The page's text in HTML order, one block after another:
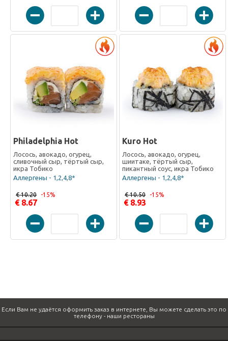
Philadelphia Hot
Лосось, авокадо, огурец,
сливочный сыр, тёртый сыр,
икра Тобико
Аллергены - 1,2,4,8*
€ 8.67
€ 10.20 -15%
Kuro Hot
Лосось, авокадо, огурец,
шиитаке, тёртый сыр,
пикантный соус, икра Тобико
Аллергены - 1,2,4,8*
€ 8.93
€ 10.50 -15%
Если Вам не удаётся оформить заказ в интернете, Вы можете сделать это по
телефону - наши рестораны